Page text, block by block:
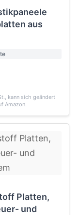
aus
kann sich geändert
Amazon.
Platten,
und